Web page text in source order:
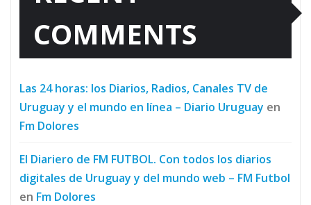
COMMENTS
Las 24 horas: los Diarios, Radios, Canales TV de
Uruguay y el mundo en línea – Diario Uruguay en
Fm Dolores
El Diariero de FM FUTBOL. Con todos los diarios
digitales de Uruguay y del mundo web – FM Futbol
en Fm Dolores